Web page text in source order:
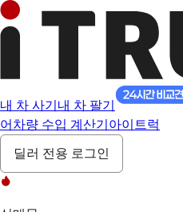
내 차 사기 내 차 팔기
어 차량 수입 계산기 아이트럭
딜러 전용 로그인